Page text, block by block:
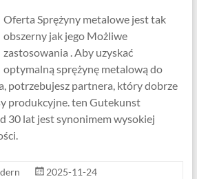
Oferta Sprężyny metalowe jest tak
obszerny jak jego Możliwe
zastosowania . Aby uzyskać
optymalną sprężynę metalową do
potrzebujesz partnera, który dobrze
produkcyjne. ten Gutekunst
30 lat jest synonimem wysokiej
2025-11-24